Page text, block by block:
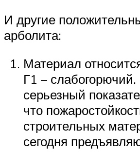
И другие
арболита:
Материал
Г1 –
серьезный
что
строительных
сегодня